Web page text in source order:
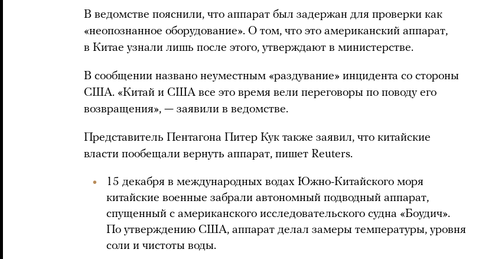
В ведомстве пояснили, что аппарат был задержан для проверки как
«неопознанное оборудование». О том, что это американский аппарат,
в Китае узнали лишь после этого, утверждают в министерстве.
В сообщении названо неуместным «раздувание» инцидента со стороны
США. «Китай и США все это время вели переговоры по поводу его
возвращения», — заявили в ведомстве.
Представитель Пентагона Питер Кук также заявил, что китайские
власти пообещали вернуть аппарат, пишет Reuters.
15 декабря в международных водах Южно-Китайского моря
китайские военные забрали автономный подводный аппарат,
спущенный с американского исследовательского судна «Боудич».
По утверждению США, аппарат делал замеры температуры, уровня
соли и чистоты воды.